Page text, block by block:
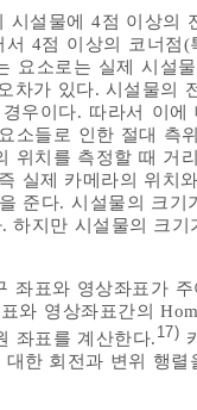
시설물에 4점 이상의
4점 이상의 코너
요소로는 실제 시설
차가 있다. 시설물의
우이다. 따라서 이
소들로 인한 절대 측
위치를 측정할 때 거
실제 카메라의 위치
준다. 시설물의 크
하지만 시설물의 크
좌표와 영상좌표가
와 영상좌표간의
좌표를 계산한다. 17)
한 회전과 변위 행